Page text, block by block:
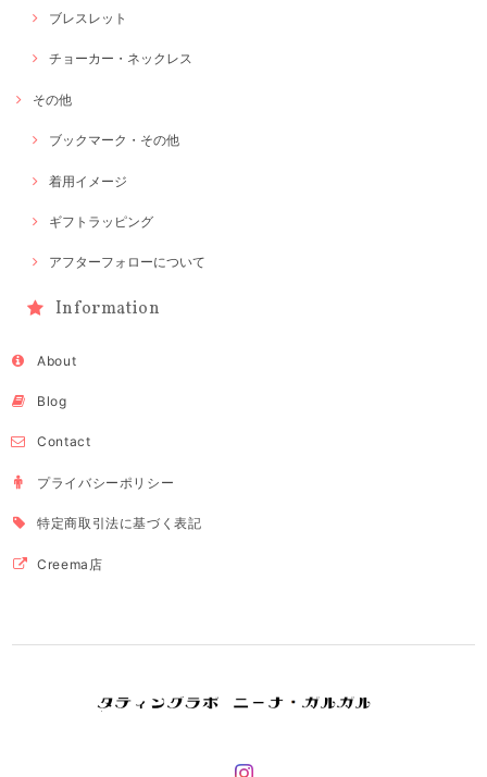
ブレスレット
チョーカー・ネックレス
その他
ブックマーク・その他
着用イメージ
ギフトラッピング
アフターフォローについて
Information
About
Blog
Contact
プライバシーポリシー
特定商取引法に基づく表記
Creema店